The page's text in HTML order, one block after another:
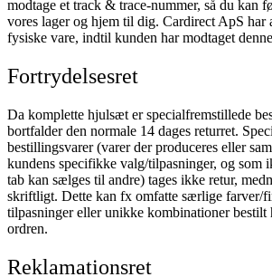
modtage et track & trace-nummer, så du kan
vores lager og hjem til dig. Cardirect ApS har
fysiske vare, indtil kunden har modtaget
Fortrydelsesret
Da komplette hjulsæt er specialfremstillede
bortfalder den normale 14 dages returret.
bestillingsvarer (varer der produceres eller
kundens specifikke valg/tilpasninger, og som
tab kan sælges til andre) tages ikke retur,
skriftligt. Dette kan fx omfatte særlige farver/
tilpasninger eller unikke kombinationer bestilt
ordren.
Reklamationsret